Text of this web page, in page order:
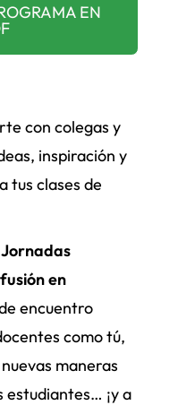
EN
con colegas y
inspiración y
tus clases de
en
encuentro
como tú,
maneras
estudiantes… ¡y a